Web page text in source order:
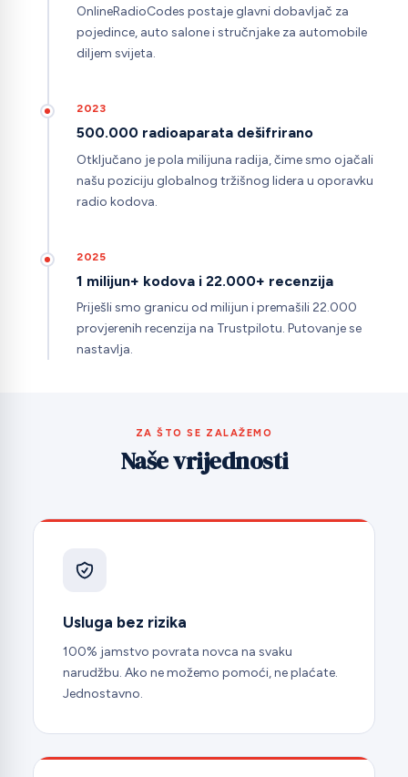
OnlineRadioCodes postaje glavni dobavljač za
pojedince, auto salone i stručnjake za automobile
diljem svijeta.
2023
500.000 radioaparata dešifrirano
Otključano je pola milijuna radija, čime smo ojačali
našu poziciju globalnog tržišnog lidera u oporavku
radio kodova.
2025
1 milijun+ kodova i 22.000+ recenzija
Priješli smo granicu od milijun i premašili 22.000
provjerenih recenzija na Trustpilotu. Putovanje se
nastavlja.
ZA ŠTO SE ZALAŽEMO
Naše vrijednosti
Usluga bez rizika
100% jamstvo povrata novca na svaku
narudžbu. Ako ne možemo pomoći, ne plaćate.
Jednostavno.